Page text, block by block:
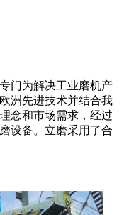
门为解决工业磨机产
洲先进技术并结合我
念和市场需求，经过
设备。立磨采用了合